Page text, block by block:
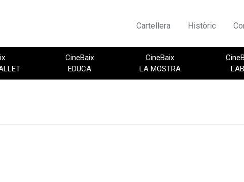
Cartellera Històric
CineBaix
EDUCA
CineBaix
LA MOSTRA